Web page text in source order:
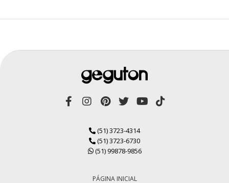
(51) 3723-4314
(51) 3723-6730
(51) 99878-9856
PÁGINA INICIAL